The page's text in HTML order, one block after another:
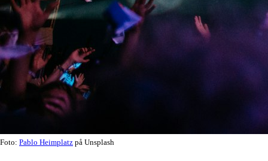
Foto: Pablo Heimplatz på Unsplash